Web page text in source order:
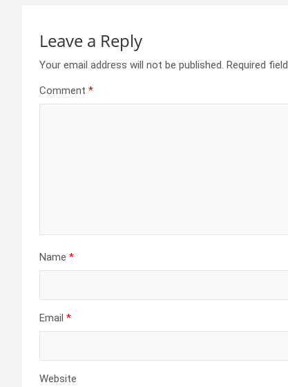
Leave a Reply
Your email address will not be published. Required
Comment *
Name *
Email *
Website